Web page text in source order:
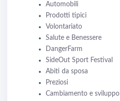
Automobili
Prodotti tipici
Volontariato
Salute e Benessere
DangerFarm
SideOut Sport Festival
Abiti da sposa
Preziosi
Cambiamento e sviluppo